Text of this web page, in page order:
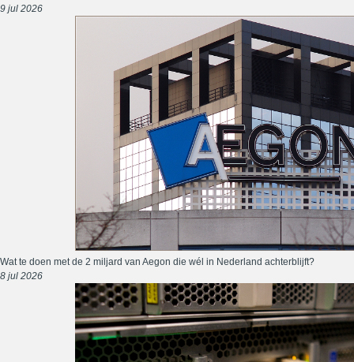
9 jul 2026
Wat te doen met de 2 miljard van Aegon die wél in Nederland achterblijft?
8 jul 2026